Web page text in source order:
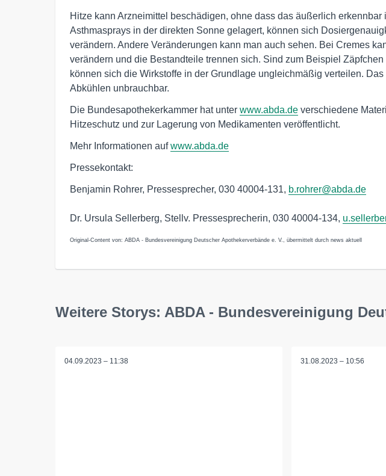
Hitze kann Arzneimittel beschädigen, ohne dass das äußerlich
Asthmasprays in der direkten Sonne gelagert, können sich
verändern. Andere Veränderungen kann man auch sehen. Bei Cremes
verändern und die Bestandteile trennen sich. Sind zum Beispiel
können sich die Wirkstoffe in der Grundlage ungleichmäßig verteilen.
Abkühlen unbrauchbar.
Die Bundesapothekerkammer hat unter www.abda.de verschiedene
Hitzeschutz und zur Lagerung von Medikamenten veröffentlicht.
Mehr Informationen aufwww.abda.de
Pressekontakt:
Benjamin Rohrer, Pressesprecher, 030 40004-131, b.rohrer@abda.de
Dr. Ursula Sellerberg, Stellv. Pressesprecherin, 030 40004-134,
Original-Content von: ABDA - Bundesvereinigung Deutscher Apothekerverbände e. V., übermittelt durch news aktuell
Weitere Storys: ABDA - Bundesvereinigung
04.09.2023 – 11:38 31.08.2023 – 10:56